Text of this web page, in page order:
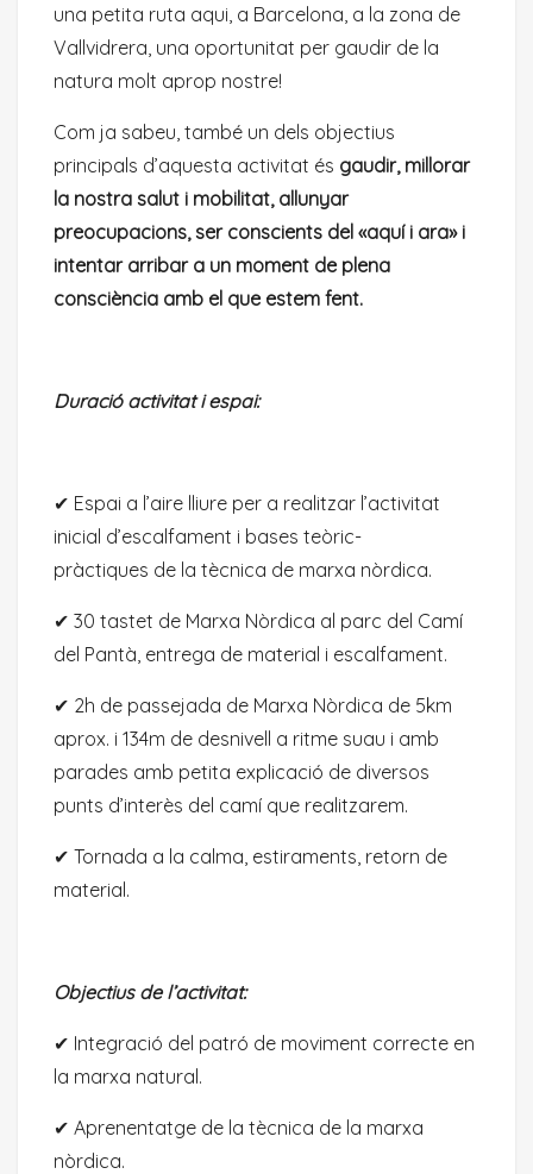
una petita ruta aqui, a Barcelona, a la zona de
Vallvidrera, una oportunitat per gaudir de la
natura molt aprop nostre!
Com ja sabeu, també un dels objectius
principals d’aquesta activitat és gaudir, millorar
la nostra salut i mobilitat, allunyar
preocupacions, ser conscients del «aquí i ara» i
intentar arribar a un moment de plena
consciència amb el que estem fent.
Duració activitat i espai:
✔︎ Espai a l’aire lliure per a realitzar l’activitat
inicial d’escalfament i bases teòric-
pràctiques de la tècnica de marxa nòrdica.
✔︎ 30 tastet de Marxa Nòrdica al parc del Camí
del Pantà, entrega de material i escalfament.
✔︎ 2h de passejada de Marxa Nòrdica de 5km
aprox. i 134m de desnivell a ritme suau i amb
parades amb petita explicació de diversos
punts d’interès del camí que realitzarem.
✔︎ Tornada a la calma, estiraments, retorn de
material.
Objectius de l’activitat:
✔︎ Integració del patró de moviment correcte en
la marxa natural.
✔︎ Aprenentatge de la tècnica de la marxa
nòrdica.